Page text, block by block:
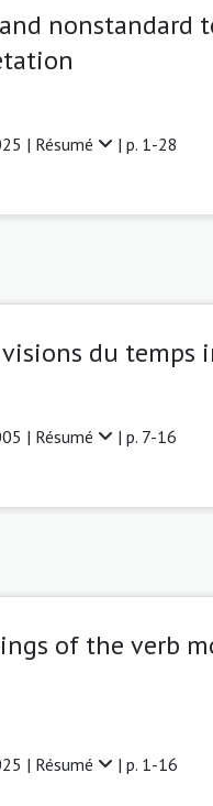
nonstandard
| Résumé | p. 1-28
du temps
| Résumé | p. 7-16
of the verb
| Résumé | p. 1-16